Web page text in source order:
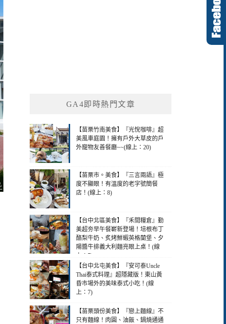
GA4即時熱門文章
【苗栗竹南美食】『光悅咖啡』超
美風車庭園！擁有戶外大草皮的戶
外寵物友善餐廳~~(線上：20)
【苗栗市。美食】『三言兩語』極
度不顯眼！有溫度的老字號簡餐
店！(線上：8)
【台中北區美食】『禾間糧倉』勤
美超夯早午餐嶄新登場！培根布丁
酪梨牛奶、炙烤鮮蝦英格蘭堡、夕
陽醬牛排義大利麵亮眼上桌！(線
上：7)
【台中北屯美食】『安可泰Uncle
Thai泰式料理』超隱藏版！東山黃
昏市場外的美味泰式小吃！(線
上：7)
【苗栗頭份美食】『戀上麵線』不
只有麵線！肉圓、油飯、鍋燒通通